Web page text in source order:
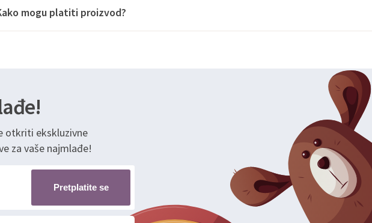
mogu platiti proizvod?
otkriti ekskluzivne
za vaše najmlađe!
Pretplatite se